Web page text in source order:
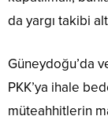
da yargı takibi
Güneydoğu’da
PKK’ya ihale
müteahhitlerin